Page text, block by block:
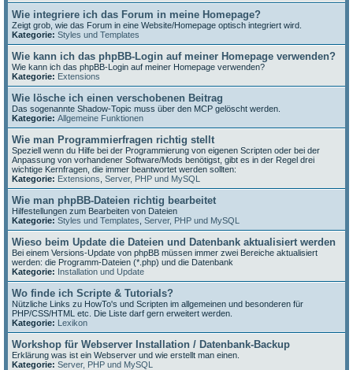
Wie integriere ich das Forum in meine Homepage?
Zeigt grob, wie das Forum in eine Website/Homepage optisch integriert wird.
Kategorie: Styles und Templates
Wie kann ich das phpBB-Login auf meiner Homepage verwenden?
Wie kann ich das phpBB-Login auf meiner Homepage verwenden?
Kategorie: Extensions
Wie lösche ich einen verschobenen Beitrag
Das sogenannte Shadow-Topic muss über den MCP gelöscht werden.
Kategorie: Allgemeine Funktionen
Wie man Programmierfragen richtig stellt
Speziell wenn du Hilfe bei der Programmierung von eigenen Scripten oder bei der
Anpassung von vorhandener Software/Mods benötigst, gibt es in der Regel drei
wichtige Kernfragen, die immer beantwortet werden sollten:
Kategorie: Extensions Server, PHP und MySQL
Wie man phpBB-Dateien richtig bearbeitet
Hilfestellungen zum Bearbeiten von Dateien
Kategorie: Styles und Templates Server, PHP und MySQL
Wieso beim Update die Dateien und Datenbank aktualisiert werden
Bei einem Versions-Update von phpBB müssen immer zwei Bereiche aktualisiert
werden: die Programm-Dateien (*.php) und die Datenbank
Kategorie: Installation und Update
Wo finde ich Scripte & Tutorials?
Nützliche Links zu HowTo's und Scripten im allgemeinen und besonderen für
PHP/CSS/HTML etc. Die Liste darf gern erweitert werden.
Kategorie: Lexikon
Workshop für Webserver Installation / Datenbank-Backup
Erklärung was ist ein Webserver und wie erstellt man einen.
Kategorie: Server, PHP und MySQL